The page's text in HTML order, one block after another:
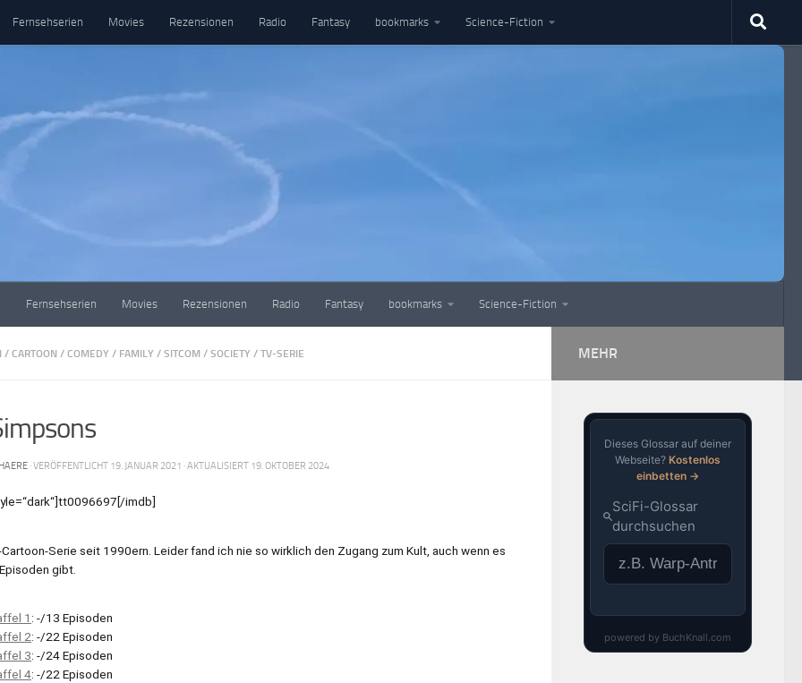
Fernsehserien Movies Rezensionen Radio Fantasy bookmarks Science-Fiction
Fernsehserien Movies Rezensionen Radio Fantasy bookmarks Science-Fiction
/ CARTOON / COMEDY / FAMILY / SITCOM / SOCIETY / TV-SERIE
· VERÖFFENTLICHT 19. JANUAR 2021 · AKTUALISIERT 19. OKTOBER 2024
imdb]
Serie seit 1990ern. Leider fand ich nie so wirklich den Zugang zum Kult, auch wenn es
gibt.
1 : -/13 Episoden
2: -/22 Episoden
3: -/24 Episoden
4: -/22 Episoden
MEHR